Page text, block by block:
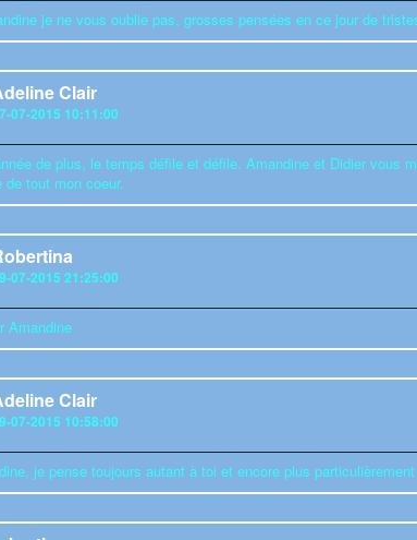
je ne vous oublie pas, grosses pensées en ce jour de
Clair
07-2015 10:11:00
de plus, le temps défile et défile. Amandine et Didier vous
tout mon coeur.
07-2015 21:25:00
Amandine
Clair
07-2015 10:58:00
je pense toujours autant à toi et encore plus